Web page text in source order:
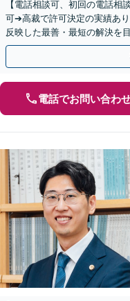
【電話相談可、初回の電話相
可➔高裁で許可決定の実績あ
反映した最善・最短の解決を
再生のご相談にも対応【夜間
電話でお問い合わ